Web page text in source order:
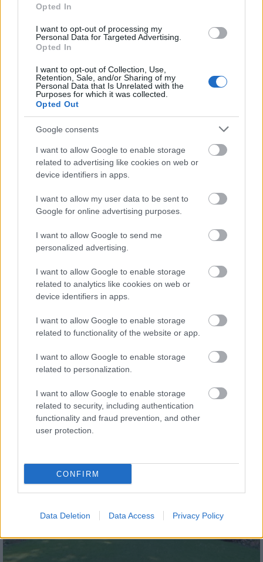
Opted In
I want to opt-out of processing my
Personal Data for Targeted Advertising.
Opted In
I want to opt-out of Collection, Use,
Retention, Sale, and/or Sharing of my
Personal Data that Is Unrelated with the
Purposes for which it was collected.
Opted Out
Google consents
I want to allow Google to enable storage
related to advertising like cookies on web or
device identifiers in apps.
I want to allow my user data to be sent to
Google for online advertising purposes.
I want to allow Google to send me
personalized advertising.
I want to allow Google to enable storage
related to analytics like cookies on web or
device identifiers in apps.
I want to allow Google to enable storage
related to functionality of the website or app.
I want to allow Google to enable storage
related to personalization.
I want to allow Google to enable storage
related to security, including authentication
functionality and fraud prevention, and other
user protection.
CONFIRM
Data Deletion Data Access Privacy Policy
Energetika
Zsóry Gyógy- és Strandfürdő
Napelemes kiserőmű fedheti le a Zsóry fürdő
Mezőkövesd büszkesége, a régió egyik leglátogatottabb fürdője
a fejlesztésnek köszönhetően megújuló energiával is biztosítja
működését.
időjárásfüggő áramtermelés stabilitását
A magyar rekord után Európa egyik
kezdődhet el